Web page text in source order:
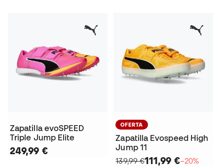
Zapatilla evoSPEED
Triple Jump Elite
249,99 €
OFERTA
Zapatilla Evospeed High
Jump 11
139,99 €111,99 €−20%